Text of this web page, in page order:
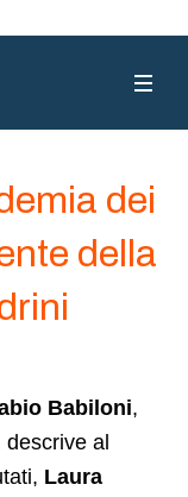
dei
della
Babiloni,
descrive al
Laura